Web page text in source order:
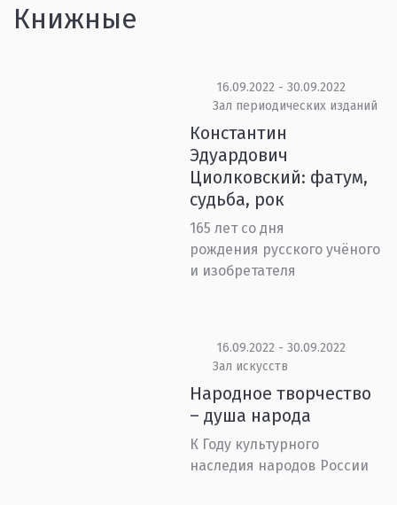
Книжные
16.09.2022 - 30.09.2022
Зал периодических изданий
Константин
Эдуардович
Циолковский: фатум,
судьба, рок
165 лет со дня
рождения русского учёного
и изобретателя
16.09.2022 - 30.09.2022
Зал искусств
Народное творчество
– душа народа
К Году культурного
наследия народов России